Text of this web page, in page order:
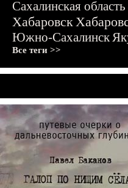
Сахалинская область
Хабаровск
Южно-Сахалинск
Все теги >>